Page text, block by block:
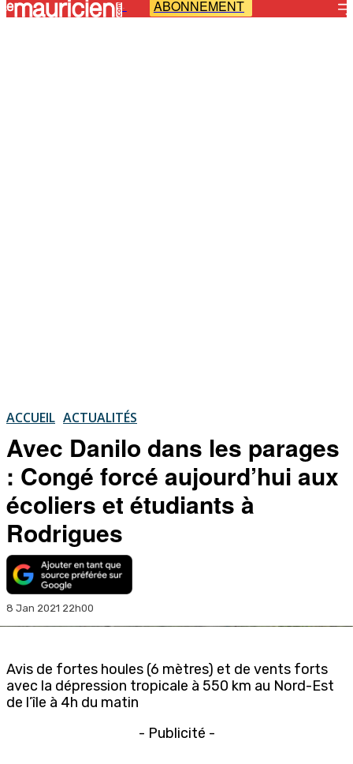
- ABONNEMENT
ACCUEIL ACTUALITÉS
Avec Danilo dans les parages
: Congé forcé aujourd’hui aux
écoliers et étudiants à
Rodrigues
8 Jan 2021 22h00
Avis de fortes houles (6 mètres) et de vents forts
avec la dépression tropicale à 550 km au Nord-Est
de l’île à 4h du matin
- Publicité -